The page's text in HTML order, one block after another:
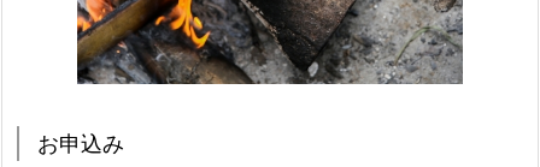
お申込み